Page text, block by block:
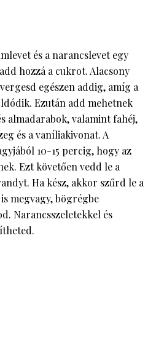
és a narancslevet egy
hozzá a cukrot. Alacsony
egészen addig, amíg a
Ezután add mehetnek
almadarabok, valamint fahéj,
és a vaníliakivonat. A
10-15 percig, hogy az
Ezt követően vedd le a
Ha kész, akkor szűrd le a
megvagy, bögrégbe
Narancsszeletekkel és